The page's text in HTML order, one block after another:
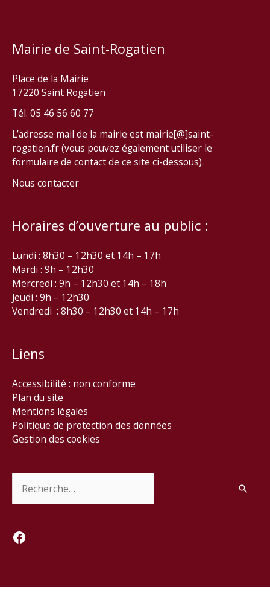
Mairie de Saint-Rogatien
Place de la Mairie
17220 Saint Rogatien
Tél. 05 46 56 60 77
L’adresse mail de la mairie est mairie[@]saint-
rogatien.fr (vous pouvez également utiliser le
formulaire de contact de ce site ci-dessous).
Nous contacter
Horaires d’ouverture au public :
Lundi : 8h30 – 12h30 et 14h – 17h
Mardi : 9h – 12h30
Mercredi : 9h – 12h30 et 14h – 18h
Jeudi : 9h – 12h30
Vendredi : 8h30 – 12h30 et 14h – 17h
Liens
Accessibilité : non conforme
Plan du site
Mentions légales
Politique de protection des données
Gestion des cookies
Facebook